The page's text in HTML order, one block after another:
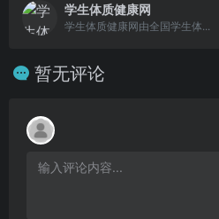
学生体质健康网
学生体质健康网由全国学生体...
暂无评论